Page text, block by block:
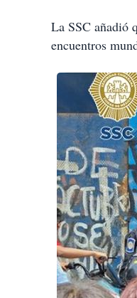
La SSC añadió
encuentros